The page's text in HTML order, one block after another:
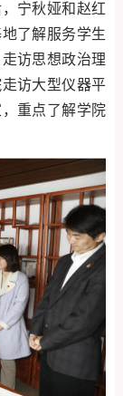
宁秋娅和赵红
了解服务学生
访思想政治理
访大型仪器平
重点了解学院